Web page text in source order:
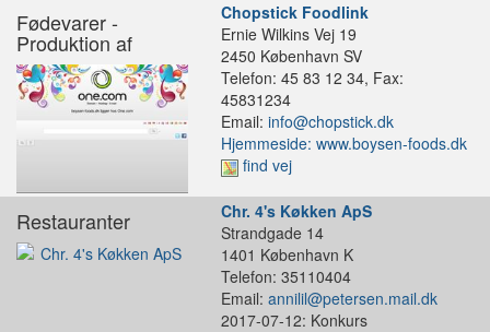
Fødevarer -
Produktion af
Chopstick Foodlink
Ernie Wilkins Vej 19
2450 København SV
Telefon: 45 83 12 34, Fax:
45831234
Email: info@chopstick.dk
Hjemmeside: www.boysen-foods.dk
find vej
Restauranter
Chr. 4's Køkken ApS
Strandgade 14
1401 København K
Telefon: 35110404
Email: annilil@petersen.mail.dk
2017-07-12: Konkurs